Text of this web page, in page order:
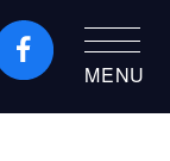
MENU